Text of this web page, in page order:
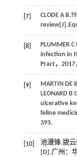
[7] CLODE A B
review[J].
[8] PLUMMER C
infection in
Pract， 2017
[9] MARTIN DE
LEONARD B C
ulcerative
feline
393.
[10]
池漫锋.拨
[D].广州：